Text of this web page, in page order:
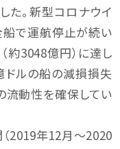
た。新型コロナウイ
船で運航停止が続い
約3048億円）に達し
ドルの船の減損損失
流動性を確保してい
2019年12月～2020